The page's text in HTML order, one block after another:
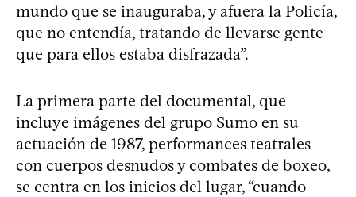
mundo que se inauguraba, y afuera la Policía,
que no entendía, tratando de llevarse gente
que para ellos estaba disfrazada”.
La primera parte del documental, que
incluye imágenes del grupo Sumo en su
actuación de 1987, performances teatrales
con cuerpos desnudos y combates de boxeo,
se centra en los inicios del lugar, “cuando